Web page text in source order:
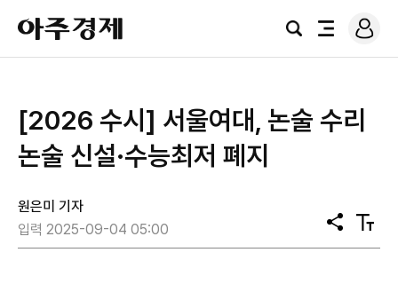
아
주
경
검
전
로
그
[2026 수시] 서울여대, 논술 수리
논술 신설·수능최저 폐지
원은미 기자
입력 2025-09-04 05:00
공
유
텍
스